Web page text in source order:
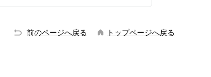
前のページへ戻る トップページへ戻る